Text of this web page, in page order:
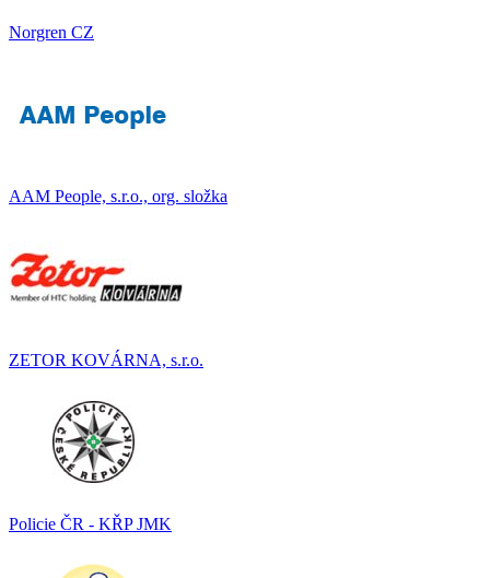
Norgren CZ
AAM People, s.r.o., org. složka
ZETOR KOVÁRNA, s.r.o.
Policie ČR - KŘP JMK